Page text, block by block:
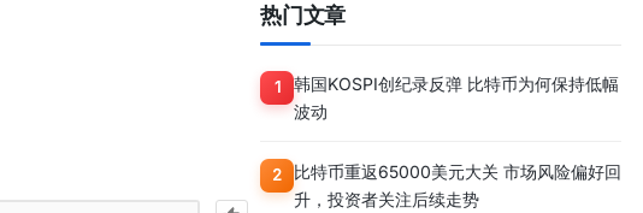
热门文章
1
韩国KOSPI创纪录反弹 比特币为何保持低幅
波动
2
比特币重返65000美元大关 市场风险偏好回
升，投资者关注后续走势